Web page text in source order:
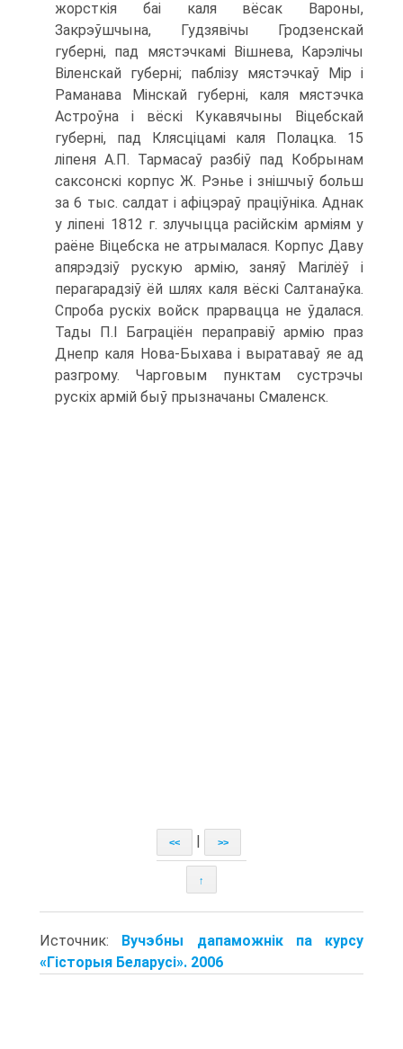
жорсткія баі каля вёсак Вароны,
Закрэўшчына, Гудзявічы Гродзенскай
губерні, пад мястэчкамі Вішнева, Карэлічы
Віленскай губерні; паблізу мястэчкаў Мір і
Раманава Мінскай губерні, каля мястэчка
Астроўна і вёскі Кукавячыны Віцебскай
губерні, пад Клясціцамі каля Полацка. 15
ліпеня А.П. Тармасаў разбіў пад Кобрынам
саксонскі корпус Ж. Рэнье і знішчыў больш
за 6 тыс. салдат і афіцэраў праціўніка. Аднак
у ліпені 1812 г. злучыцца расійскім арміям у
раёне Віцебска не атрымалася. Корпус Даву
апярэдзіў рускую армію, заняў Магілёў і
перагарадзіў ёй шлях каля вёскі Салтанаўка.
Спроба рускіх войск прарвацца не ўдалася.
Тады П.І Баграціён пераправіў армію праз
Днепр каля Нова-Быхава і выратаваў яе ад
разгрому. Чарговым пунктам сустрэчы
рускіх армій быў прызначаны Смаленск.
<< >>
↑
Источник: Вучэбны дапаможнік па курсу
«Гісторыя Беларусі». 2006